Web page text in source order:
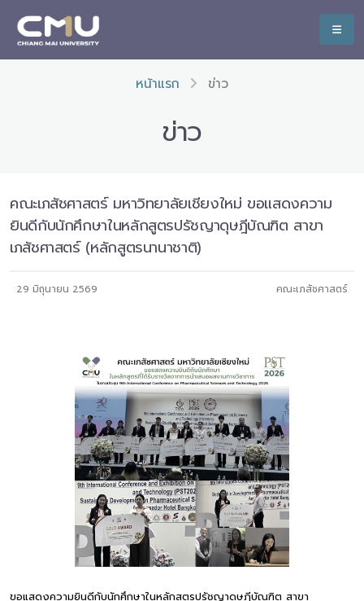
หน้าแรก ข่าว
ข่าว
คณะเภสัชศาสตร์ มหาวิทยาลัยเชียงใหม่ ขอแสดงความ
ยินดีกับนักศึกษาในหลักสูตรปรัชญาดุษฎีบัณฑิต สาขา
เภสัชศาสตร์ (หลักสูตรนานาชาติ)
29 มิถุนายน 2569 คณะเภสัชศาสตร์
ขอแสดงความยินดีกับนักศึกษาในหลักสูตรปรัชญาดุษฎีบัณฑิต สาขา